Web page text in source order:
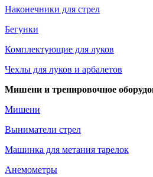
Наконечники для стрел
Бегунки
Комплектующие для луков
Чехлы для луков и арбалетов
Мишени и тренировочное
Мишени
Выниматели стрел
Машинка для метания тарелок
Анемометры